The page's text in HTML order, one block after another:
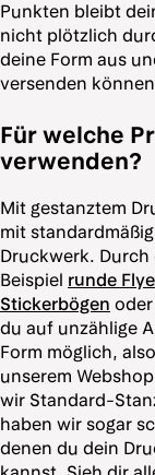
Punkten bleibt
nicht plötzlich
deine Form aus
versenden
Für welche
verwenden?
Mit gestanztem
mit
Druckwerk. Durch
Beispiel runde
Stickerbögen oder
du auf unzählige
Form möglich,
unserem
wir Standard-
haben wir sogar
denen du dein